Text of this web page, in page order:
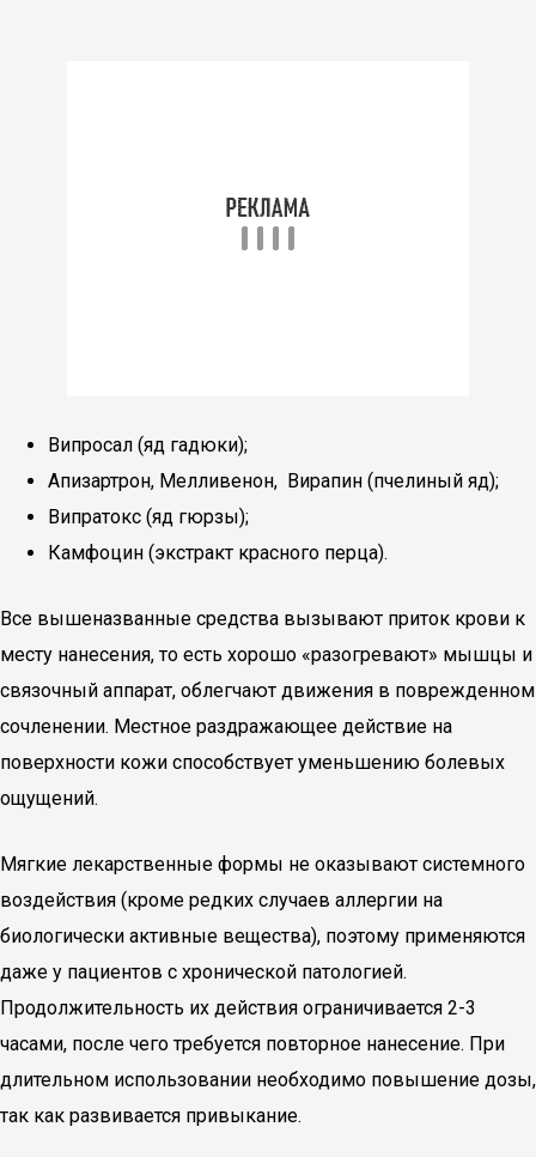
Випросал (яд гадюки);
Апизартрон, Мелливенон, Вирапин (пчелиный яд);
Випратокс (яд гюрзы);
Камфоцин (экстракт красного перца).
Все вышеназванные средства вызывают приток крови к
месту нанесения, то есть хорошо «разогревают» мышцы и
связочный аппарат, облегчают движения в поврежденном
сочленении. Местное раздражающее действие на
поверхности кожи способствует уменьшению болевых
ощущений.
Мягкие лекарственные формы не оказывают системного
воздействия (кроме редких случаев аллергии на
биологически активные вещества), поэтому применяются
даже у пациентов с хронической патологией.
Продолжительность их действия ограничивается 2-3
часами, после чего требуется повторное нанесение. При
длительном использовании необходимо повышение дозы,
так как развивается привыкание.